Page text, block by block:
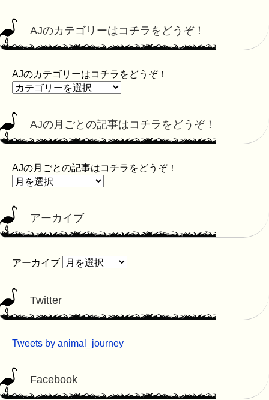
AJのカテゴリーはコチラをどうぞ！
AJのカテゴリーはコチラをどうぞ！
AJの月ごとの記事はコチラをどうぞ！
AJの月ごとの記事はコチラをどうぞ！
アーカイブ
アーカイブ
Twitter
Tweets by animal_journey
Facebook